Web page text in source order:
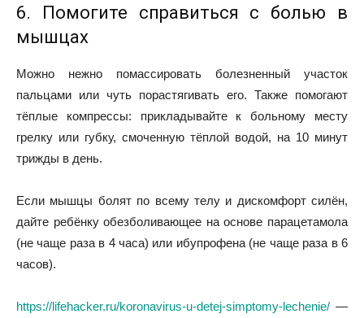
6. Помогите справиться с болью в
мышцах
Можно нежно помассировать болезненный участок
пальцами или чуть порастягивать его. Также помогают
тёплые компрессы: прикладывайте к больному месту
грелку или губку, смоченную тёплой водой, на 10 минут
трижды в день.
Если мышцы болят по всему телу и дискомфорт силён,
дайте ребёнку обезболивающее на основе парацетамола
(не чаще раза в 4 часа) или ибупрофена (не чаще раза в 6
часов).
https://lifehacker.ru/koronavirus-u-detej-simptomy-lechenie/ —